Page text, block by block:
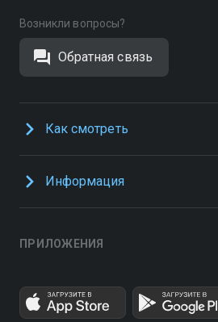
Возникли вопросы?
Обратная связь
Как смотреть
Информация
ПРИЛОЖЕНИЯ